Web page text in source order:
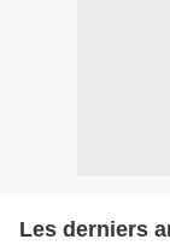
Les derniers